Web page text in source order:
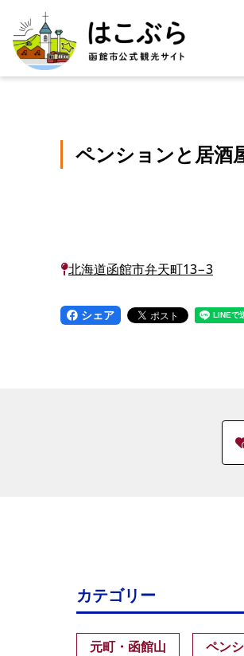
ペンションと居酒
北海道函館市弁天町13−3
シェア
カテゴリー
元町・函館山 ペン